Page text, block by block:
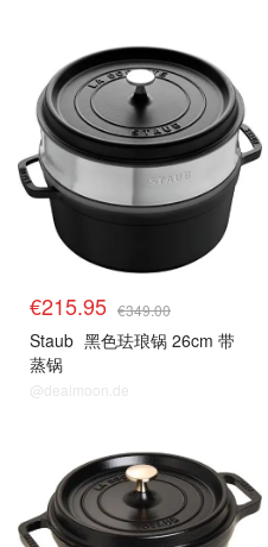
€215.95 €349.00
Staub 黑色珐琅锅 26cm 带
蒸锅
@dealmoon.de